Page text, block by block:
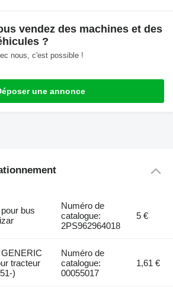
vendez des machines et des
?
nous, c'est possible !
une annonce
bus
Numéro de
catalogue:
2PS962964018
5 €
tracteur
)
Numéro de
catalogue:
00055017
1,61 €